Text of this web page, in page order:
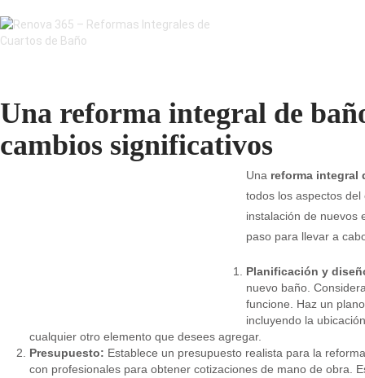
Una reforma integral de
cambios significativos
Una reforma integral
todos los aspectos
instalación de nuevos
paso para llevar a
Planificación y
nuevo baño.
funcione. Haz un
incluyendo la
cualquier otro elemento que desees agregar.
Presupuesto: Establece un presupuesto realista para la
con profesionales para obtener cotizaciones de mano de obra.